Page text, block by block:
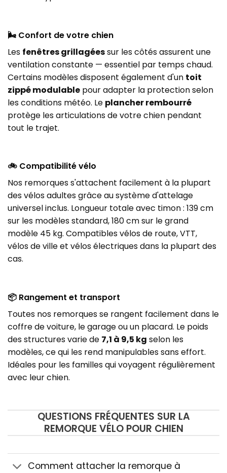
🌬️ Confort de votre chien
Les fenêtres grillagéessur les côtés assurent une
ventilation constante — essentiel par temps chaud.
Certains modèles disposent également d'un toit
zippé modulable pour adapter la protection selon
les conditions météo. Le plancher rembourré
protège les articulations de votre chien pendant
tout le trajet.
🚲 Compatibilité vélo
Nos remorques s'attachent facilement à la plupart
des vélos adultes grâce au système d'attelage
universel inclus. Longueur totale avec timon : 139 cm
sur les modèles standard, 180 cm sur le grand
modèle 45 kg. Compatibles vélos de route, VTT,
vélos de ville et vélos électriques dans la plupart des
cas.
📦 Rangement et transport
Toutes nos remorques se rangent facilement dans le
coffre de voiture, le garage ou un placard. Le poids
des structures varie de 7,1 à 9,5 kg selon les
modèles, ce qui les rend manipulables sans effort.
Idéales pour les familles qui voyagent régulièrement
avec leur chien.
QUESTIONS FRÉQUENTES SUR LA
REMORQUE VÉLO POUR CHIEN
Comment attacher la remorque à